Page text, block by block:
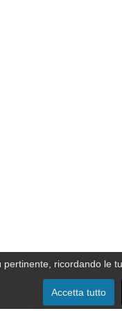
ricordando le
Accetta tutto